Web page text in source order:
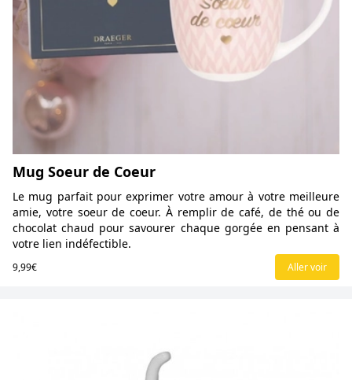
Mug Soeur de Coeur
Le mug parfait pour exprimer votre amour à votre meilleure
amie, votre soeur de coeur. À remplir de café, de thé ou de
chocolat chaud pour savourer chaque gorgée en pensant à
votre lien indéfectible.
9,99€ Aller voir